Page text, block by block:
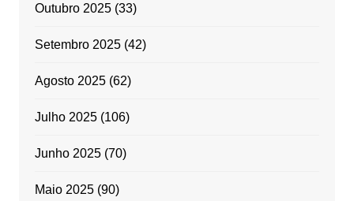
Outubro 2025(33)
Setembro 2025(42)
Agosto 2025(62)
Julho 2025(106)
Junho 2025(70)
Maio 2025(90)